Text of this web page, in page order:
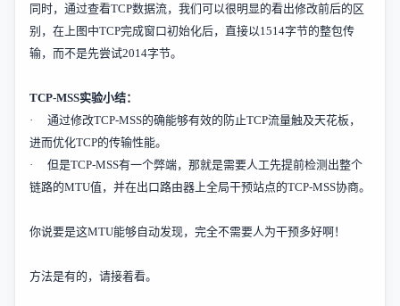
同时，通过查看TCP数据流，我们可以很明显的看出修改前后的区
别，在上图中TCP完成窗口初始化后，直接以 1514字节的整包传
输，而不是先尝试2014字节。
TCP-MSS实验小结：
·
通过修改TCP-MSS的确能够有效的防止TCP流量触及天花板，
进而优化TCP的传输性能。
·
但是TCP-MSS有一个弊端，那就是需要人工先提前检测出整个
链路的MTU值，并在出口路由器上全局干预站点的TCP-MSS协商。
你说要是这MTU能够自动发现，完全不需要人为干预多好啊！
方法是有的，请接着看。